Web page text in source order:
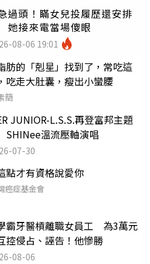
過頭！瞞女兒投履歷還安排
接來電當場傻眼
08-06 19:01
肪的「剋星」找到了，常吃這
吃走大肚囊，瘦出小蠻腰
簡
JUNIOR-L.S.S.再登富邦主題
溫流壓軸演唱
07-30
點才有資格說愛你
癌症基金會
霸牙醫槓離職女員工 為3萬元
控侵占、誣告！他慘勝
08-06